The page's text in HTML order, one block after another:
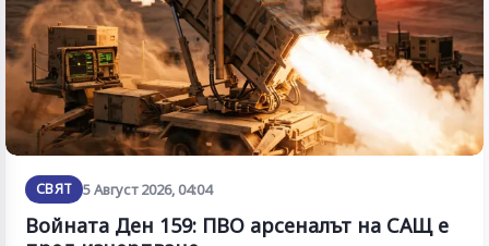
СВЯТ 5 Август 2026, 04:04
Войната Ден 159: ПВО арсеналът на САЩ е